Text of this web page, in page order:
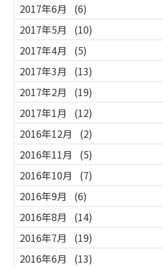
2017年6月
(6)
2017年5月
(10)
2017年4月
(5)
2017年3月
(13)
2017年2月
(19)
2017年1月
(12)
2016年12月
(2)
2016年11月
(5)
2016年10月
(7)
2016年9月
(6)
2016年8月
(14)
2016年7月
(19)
2016年6月
(13)